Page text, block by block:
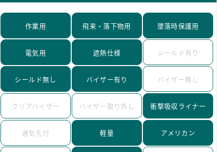
作業用 飛来・落下物用 墜落時保護用
電気用 遮熱仕様 シールド有り
シールド無し バイザー有り バイザー無し
クリアバイザー バイザー取り外し 衝撃吸収ライナー
通気孔付 軽量 アメリカン